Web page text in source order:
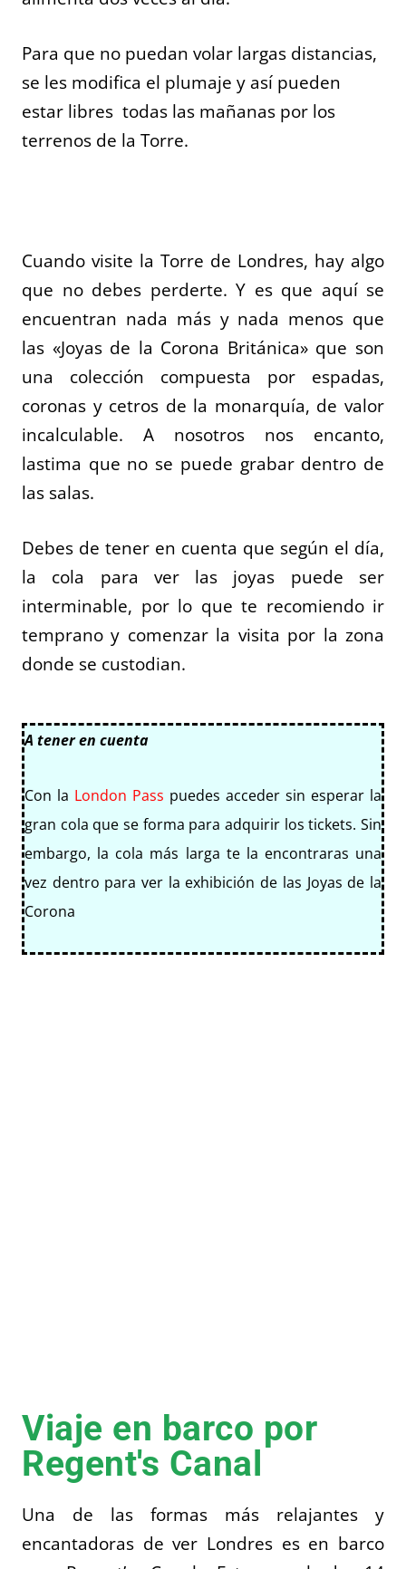
Para que no puedan volar largas distancias,
se les modifica el plumaje y así pueden
estar libres todas las mañanas por los
terrenos de la Torre.
Cuando visite la Torre de Londres, hay algo
que no debes perderte. Y es que aquí se
encuentran nada más y nada menos que
las «Joyas de la Corona Británica» que son
una colección compuesta por espadas,
coronas y cetros de la monarquía, de valor
incalculable. A nosotros nos encanto,
lastima que no se puede grabar dentro de
las salas.
Debes de tener en cuenta que según el día,
la cola para ver las joyas puede ser
interminable, por lo que te recomiendo ir
temprano y comenzar la visita por la zona
donde se custodian.
A tener en cuenta
Con la London Pass puedes acceder sin esperar la
gran cola que se forma para adquirir los tickets. Sin
embargo, la cola más larga te la encontraras una
vez dentro para ver la exhibición de las Joyas de la
Corona
Viaje en barco por
Regent's Canal
Una de las formas más relajantes y
encantadoras de ver Londres es en barco